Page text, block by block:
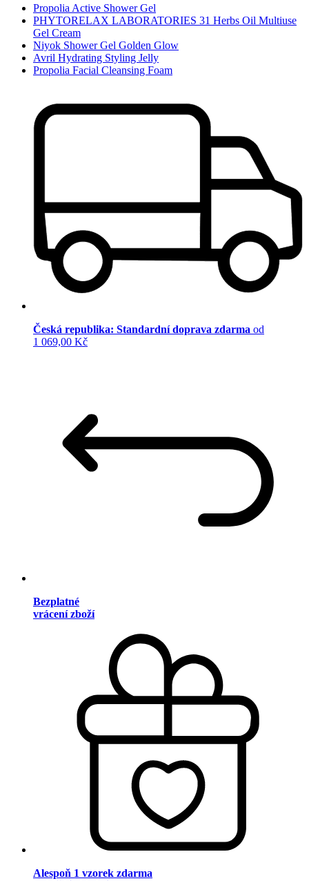
Propolia Active Shower Gel
PHYTORELAX LABORATORIES 31 Herbs Oil Multiuse
Gel Cream
Niyok Shower Gel Golden Glow
Avril Hydrating Styling Jelly
Propolia Facial Cleansing Foam
Česká republika: Standardní doprava zdarma od
1 069,00 Kč
Bezplatné
vrácení zboží
Alespoň 1 vzorek zdarma